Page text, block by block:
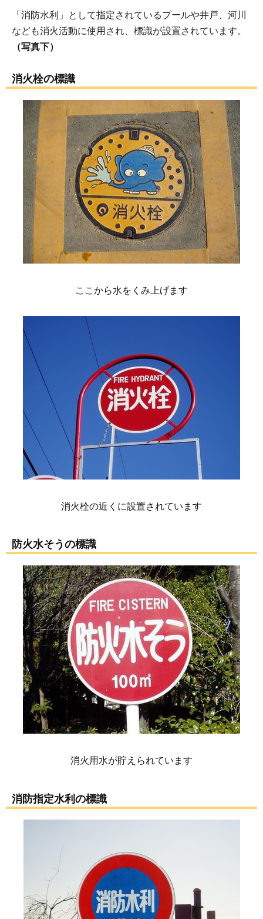
「消防水利」として指定されているプールや井戸、河川
なども消火活動に使用され、標識が設置されています。
（写真下）
消火栓の標識
ここから水をくみ上げます
消火栓の近くに設置されています
防火水そうの標識
消火用水が貯えられています
消防指定水利の標識